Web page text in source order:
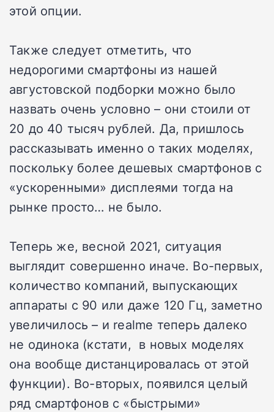
этой опции.
Также следует отметить, что
недорогими смартфоны из нашей
августовской подборки можно было
назвать очень условно – они стоили от
20 до 40 тысяч рублей. Да, пришлось
рассказывать именно о таких моделях,
поскольку более дешевых смартфонов с
«ускоренными» дисплеями тогда на
рынке просто… не было.
Теперь же, весной 2021, ситуация
выглядит совершенно иначе. Во-первых,
количество компаний, выпускающих
аппараты с 90 или даже 120 Гц, заметно
увеличилось – и realme теперь далеко
не одинока (кстати, в новых моделях
она вообще дистанцировалась от этой
функции). Во-вторых, появился целый
ряд смартфонов с «быстрыми»